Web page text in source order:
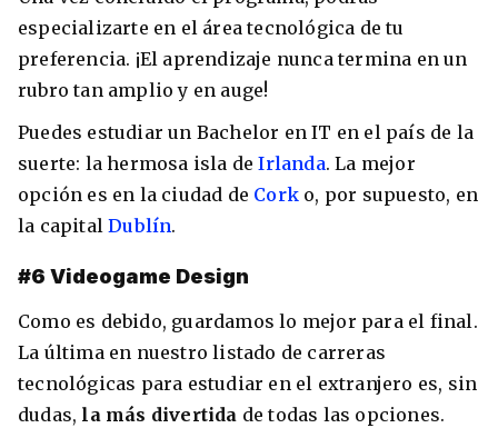
especializarte en el área tecnológica de tu
preferencia. ¡El aprendizaje nunca termina en un
rubro tan amplio y en auge!
Puedes estudiar un Bachelor en IT en el país de la
suerte: la hermosa isla deIrlanda. La mejor
opción es en la ciudad de Cork o, por supuesto, en
la capitalDublín.
#6 Videogame Design
Como es debido, guardamos lo mejor para el final.
La última en nuestro listado de carreras
tecnológicas para estudiar en el extranjero es, sin
dudas, la más divertida de todas las opciones.